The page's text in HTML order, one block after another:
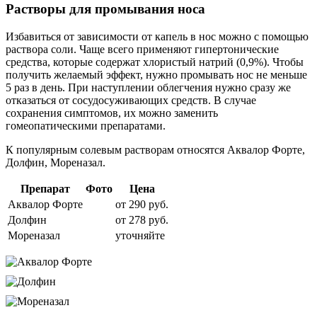
Растворы для промывания носа
Избавиться от зависимости от капель в нос можно с помощью
раствора соли. Чаще всего применяют гипертонические
средства, которые содержат хлористый натрий (0,9%). Чтобы
получить желаемый эффект, нужно промывать нос не меньше
5 раз в день. При наступлении облегчения нужно сразу же
отказаться от сосудосуживающих средств. В случае
сохранения симптомов, их можно заменить
гомеопатическими препаратами.
К популярным солевым растворам относятся Аквалор Форте,
Долфин, Мореназал.
Препарат Фото
Цена
Аквалор Форте
от 290 руб.
Долфин
от 278 руб.
Мореназал
уточняйте